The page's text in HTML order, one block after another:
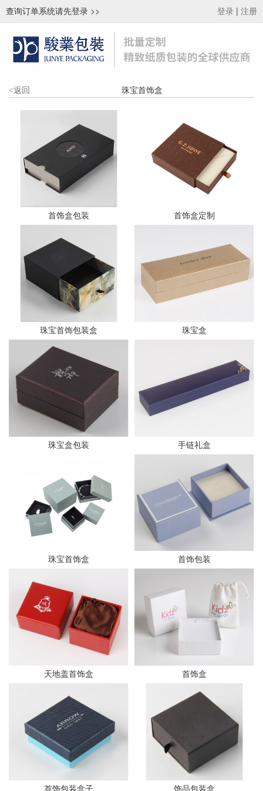
查询订单系统请先登录 >> 登录 | 注册
<返回 珠宝首饰盒
首饰盒包装 首饰盒定制
珠宝首饰包装盒 珠宝盒
珠宝盒包装 手链礼盒
珠宝首饰盒 首饰包装
天地盖首饰盒 首饰盒
首饰包装盒子 饰品包装盒